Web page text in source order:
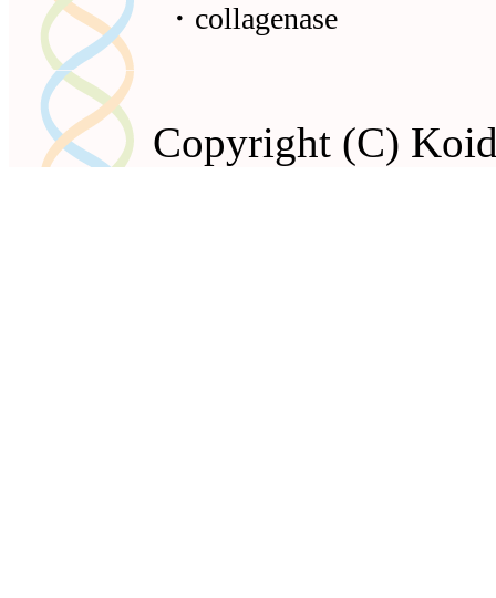
・collagenase
Copyright (C)